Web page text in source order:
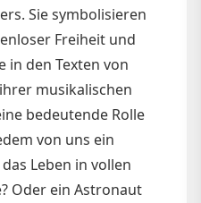
Sie symbolisieren
Freiheit und
in den Texten von
musikalischen
bedeutende Rolle
von uns ein
Leben in vollen
Oder ein Astronaut